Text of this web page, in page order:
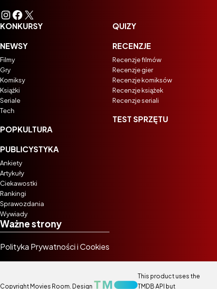
Instagram
Facebook
X
KONKURSY
NEWSY
Filmy
Gry
Komiksy
Książki
Seriale
Tech
POPKULTURA
PUBLICYSTYKA
Ankiety
Artykuły
Ciekawostki
Rankingi
Sprawozdania
Wywiady
QUIZY
RECENZJE
Recenzje filmów
Recenzje gier
Recenzje komiksów
Recenzje książek
Recenzje seriali
TEST SPRZĘTU
Ważne strony
Polityka Prywatności i Cookies
Copyright Movies Room. Design
This product uses the
TMDB API but